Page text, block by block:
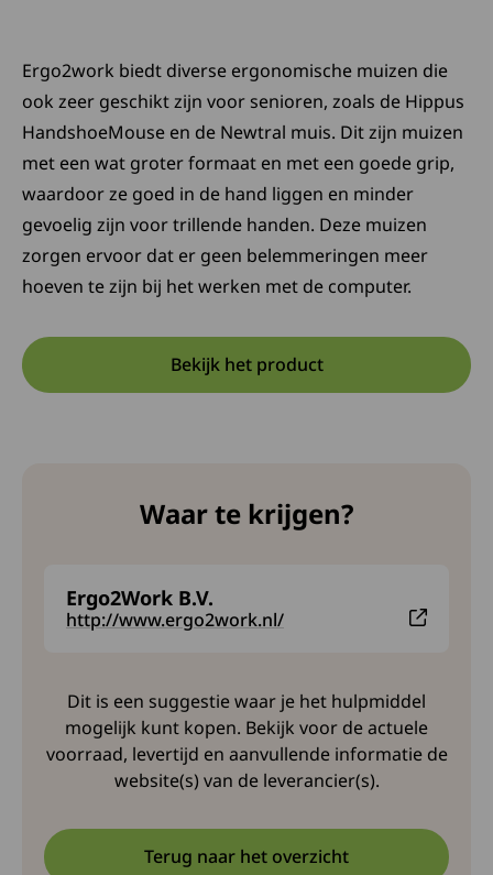
Ergo2work biedt diverse ergonomische muizen die
ook zeer geschikt zijn voor senioren, zoals de Hippus
HandshoeMouse en de Newtral muis. Dit zijn muizen
met een wat groter formaat en met een goede grip,
waardoor ze goed in de hand liggen en minder
gevoelig zijn voor trillende handen. Deze muizen
zorgen ervoor dat er geen belemmeringen meer
hoeven te zijn bij het werken met de computer.
Bekijk het product
Opent in een nieuwe tab:
Deze link opent in een nieuw
Waar te krijgen?
Ergo2Work B.V.
http://www.ergo2work.nl/
Deze link leidt naar een externe website en opent
Dit is een suggestie waar je het hulpmiddel
mogelijk kunt kopen. Bekijk voor de actuele
voorraad, levertijd en aanvullende informatie de
website(s) van de leverancier(s).
Terug naar het overzicht